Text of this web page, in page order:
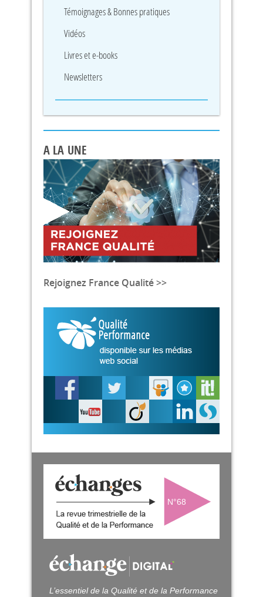
Témoignages & Bonnes pratiques
Vidéos
Livres et e-books
Newsletters
A LA UNE
Rejoignez France Qualité >>
N°68
L’essentiel de la Qualité et de la Performance